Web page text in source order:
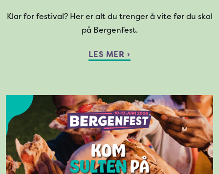
Klar for festival? Her er alt du trenger å vite før du skal
på Bergenfest.
LES MER ›